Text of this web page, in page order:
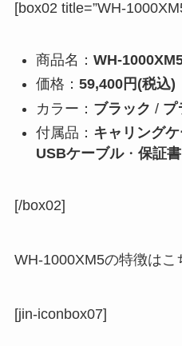
[box02 title=”WH-
商品名： WH-
価格： 59,400円(税込)
カラー： ブラック / プ
付属品： キャリング
USBケーブル・ 保証書
[/box02]
WH-1000XM5の特徴はこ
[jin-iconbox07]